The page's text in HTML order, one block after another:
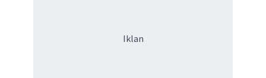
Iklan